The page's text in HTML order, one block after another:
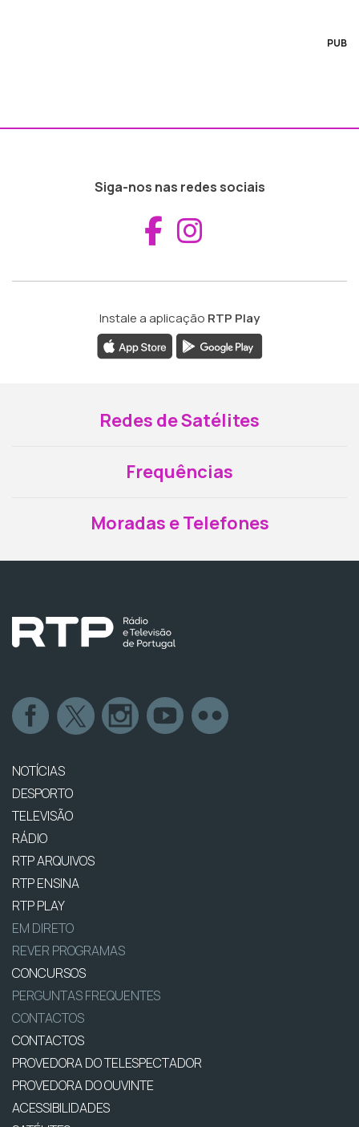
PUB
Siga-nos nas redes sociais
Aceder ao
Instale a aplicação RTP Play
Redes de Satélites
Frequências
Moradas e Telefones
NOTÍCIAS
DESPORTO
TELEVISÃO
RÁDIO
RTP ARQUIVOS
RTP ENSINA
RTP PLAY
EM DIRETO
REVER PROGRAMAS
CONCURSOS
PERGUNTAS FREQUENTES
CONTACTOS
CONTACTOS
PROVEDORA DO TELESPECTADOR
PROVEDORA DO OUVINTE
ACESSIBILIDADES